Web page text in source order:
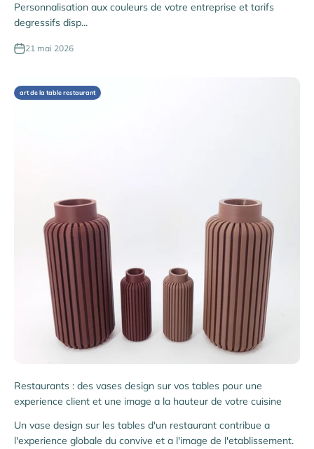
Personnalisation aux couleurs de votre entreprise et tarifs
degressifs disp...
21 mai 2026
art de la table restaurant
Restaurants : des vases design sur vos tables pour une
experience client et une image a la hauteur de votre cuisine
Un vase design sur les tables d'un restaurant contribue a
l'experience globale du convive et a l'image de l'etablissement.